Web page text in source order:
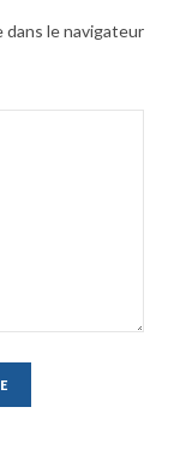
dans le navigateur